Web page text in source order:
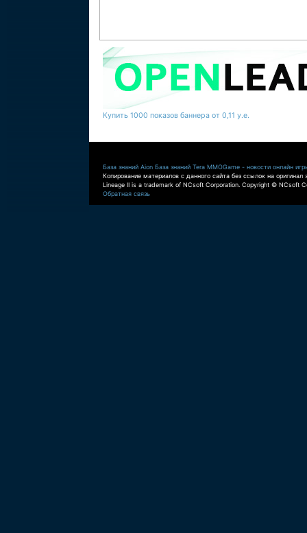
Купить 1000 показов баннера от 0,11 у.е.
База знаний Aion База знаний Tera MMOGame - новости онлайн
Копирование материалов с данного сайта без ссылок на оригинал
Lineage II is a trademark of NCsoft Corporation. Copyright © NCsoft
Обратная связь